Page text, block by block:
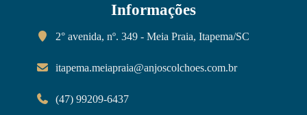
Informações
2° avenida, nº. 349 - Meia Praia, Itapema/SC
itapema.meiapraia@anjoscolchoes.com.br
(47) 99209-6437